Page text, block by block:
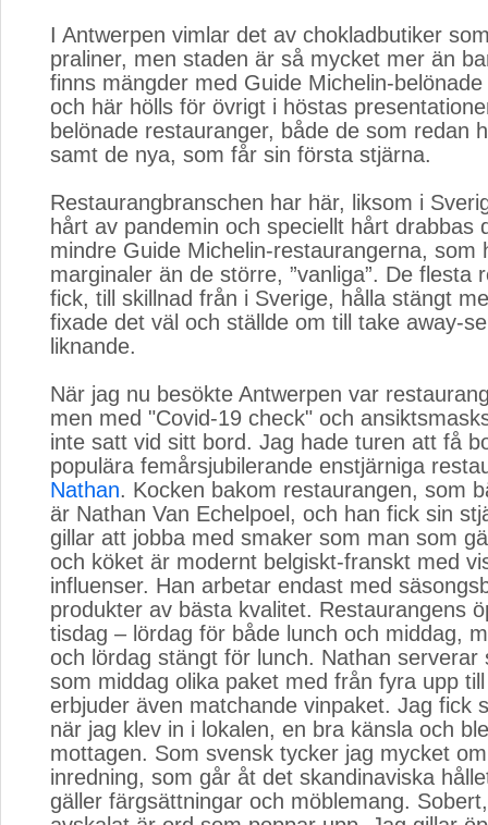
I Antwerpen vimlar det av chokladbutiker
praliner, men staden är så mycket mer än
finns mängder med Guide Michelin-
och här hölls för övrigt i höstas
belönade restauranger, både de som redan
samt de nya, som får sin första stjärna.
Restaurangbranschen har här, liksom i
hårt av pandemin och speciellt hårt drabbas
mindre Guide Michelin-restaurangerna, som
marginaler än de större, ”vanliga”. De flesta
fick, till skillnad från i Sverige, hålla stängt
fixade det väl och ställde om till take away-
liknande.
När jag nu besökte Antwerpen var
men med "Covid-19 check" och
inte satt vid sitt bord. Jag hade turen att få
populära femårsjubilerande enstjärniga
Nathan. Kocken bakom restaurangen, som
är Nathan Van Echelpoel, och han fick sin
gillar att jobba med smaker som man som
och köket är modernt belgiskt-franskt med
influenser. Han arbetar endast med
produkter av bästa kvalitet. Restaurangens
tisdag – lördag för både lunch och middag,
och lördag stängt för lunch. Nathan serverar
som middag olika paket med från fyra upp
erbjuder även matchande vinpaket. Jag fick
när jag klev in i lokalen, en bra känsla och
mottagen. Som svensk tycker jag mycket
inredning, som går åt det skandinaviska
gäller färgsättningar och möblemang.